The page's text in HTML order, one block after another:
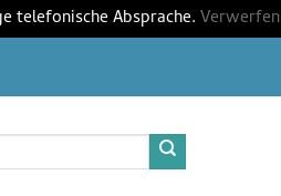
telefonische Absprache.Verwerfen